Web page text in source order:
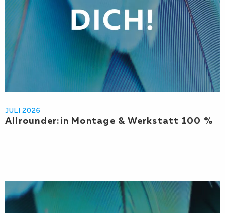
JULI 2026
Allrounder:in Montage & Werkstatt 100 %